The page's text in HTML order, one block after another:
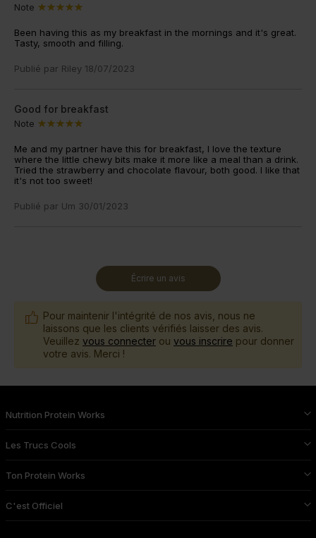
Note
Been having this as my breakfast in the mornings and it's great.
Tasty, smooth and filling.
Publié par Riley 18/07/2023
Good for breakfast
Note
Me and my partner have this for breakfast, I love the texture
where the little chewy bits make it more like a meal than a drink.
Tried the strawberry and chocolate flavour, both good. I like that
it's not too sweet!
Publié par Um 30/01/2023
Écrire un avis
Pour maintenir l'intégrité de nos avis, nous ne
laissons que les clients vérifiés laisser des avis.
Veuillez vous connecter ou vous inscrire pour donner
votre avis. Merci !
Nutrition Protein Works
Les Trucs Cools
Ton Protein Works
C'est Officiel